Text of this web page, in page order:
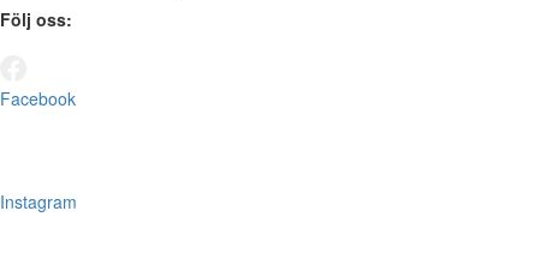
Följ oss:
Facebook
Instagram